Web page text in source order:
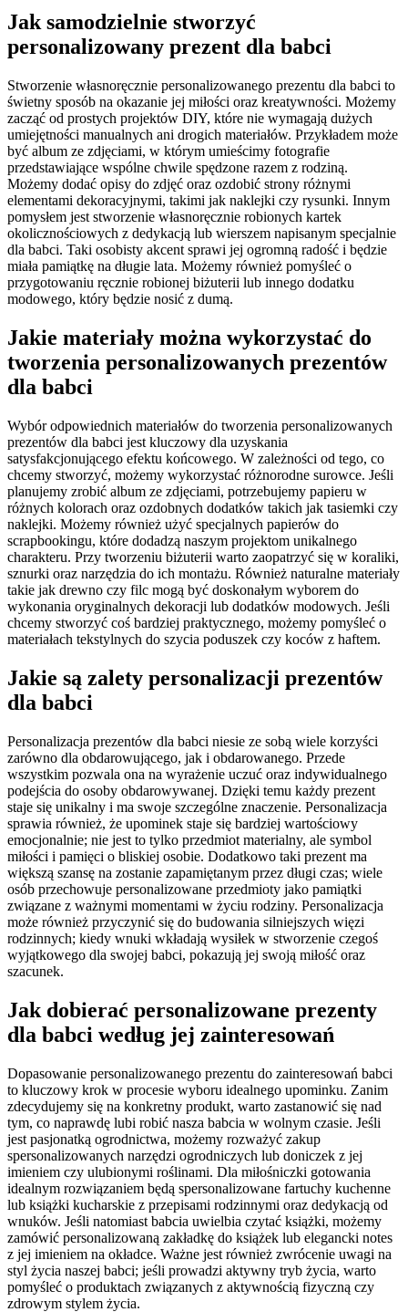
Jak samodzielnie stworzyć
personalizowany prezent dla babci
Stworzenie własnoręcznie personalizowanego prezentu dla babci to
świetny sposób na okazanie jej miłości oraz kreatywności. Możemy
zacząć od prostych projektów DIY, które nie wymagają dużych
umiejętności manualnych ani drogich materiałów. Przykładem może
być album ze zdjęciami, w którym umieścimy fotografie
przedstawiające wspólne chwile spędzone razem z rodziną.
Możemy dodać opisy do zdjęć oraz ozdobić strony różnymi
elementami dekoracyjnymi, takimi jak naklejki czy rysunki. Innym
pomysłem jest stworzenie własnoręcznie robionych kartek
okolicznościowych z dedykacją lub wierszem napisanym specjalnie
dla babci. Taki osobisty akcent sprawi jej ogromną radość i będzie
miała pamiątkę na długie lata. Możemy również pomyśleć o
przygotowaniu ręcznie robionej biżuterii lub innego dodatku
modowego, który będzie nosić z dumą.
Jakie materiały można wykorzystać do
tworzenia personalizowanych prezentów
dla babci
Wybór odpowiednich materiałów do tworzenia personalizowanych
prezentów dla babci jest kluczowy dla uzyskania
satysfakcjonującego efektu końcowego. W zależności od tego, co
chcemy stworzyć, możemy wykorzystać różnorodne surowce. Jeśli
planujemy zrobić album ze zdjęciami, potrzebujemy papieru w
różnych kolorach oraz ozdobnych dodatków takich jak tasiemki czy
naklejki. Możemy również użyć specjalnych papierów do
scrapbookingu, które dodadzą naszym projektom unikalnego
charakteru. Przy tworzeniu biżuterii warto zaopatrzyć się w koraliki,
sznurki oraz narzędzia do ich montażu. Również naturalne materiały
takie jak drewno czy filc mogą być doskonałym wyborem do
wykonania oryginalnych dekoracji lub dodatków modowych. Jeśli
chcemy stworzyć coś bardziej praktycznego, możemy pomyśleć o
materiałach tekstylnych do szycia poduszek czy koców z haftem.
Jakie są zalety personalizacji prezentów
dla babci
Personalizacja prezentów dla babci niesie ze sobą wiele korzyści
zarówno dla obdarowującego, jak i obdarowanego. Przede
wszystkim pozwala ona na wyrażenie uczuć oraz indywidualnego
podejścia do osoby obdarowywanej. Dzięki temu każdy prezent
staje się unikalny i ma swoje szczególne znaczenie. Personalizacja
sprawia również, że upominek staje się bardziej wartościowy
emocjonalnie; nie jest to tylko przedmiot materialny, ale symbol
miłości i pamięci o bliskiej osobie. Dodatkowo taki prezent ma
większą szansę na zostanie zapamiętanym przez długi czas; wiele
osób przechowuje personalizowane przedmioty jako pamiątki
związane z ważnymi momentami w życiu rodziny. Personalizacja
może również przyczynić się do budowania silniejszych więzi
rodzinnych; kiedy wnuki wkładają wysiłek w stworzenie czegoś
wyjątkowego dla swojej babci, pokazują jej swoją miłość oraz
szacunek.
Jak dobierać personalizowane prezenty
dla babci według jej zainteresowań
Dopasowanie personalizowanego prezentu do zainteresowań babci
to kluczowy krok w procesie wyboru idealnego upominku. Zanim
zdecydujemy się na konkretny produkt, warto zastanowić się nad
tym, co naprawdę lubi robić nasza babcia w wolnym czasie. Jeśli
jest pasjonatką ogrodnictwa, możemy rozważyć zakup
spersonalizowanych narzędzi ogrodniczych lub doniczek z jej
imieniem czy ulubionymi roślinami. Dla miłośniczki gotowania
idealnym rozwiązaniem będą spersonalizowane fartuchy kuchenne
lub książki kucharskie z przepisami rodzinnymi oraz dedykacją od
wnuków. Jeśli natomiast babcia uwielbia czytać książki, możemy
zamówić personalizowaną zakładkę do książek lub elegancki notes
z jej imieniem na okładce. Ważne jest również zwrócenie uwagi na
styl życia naszej babci; jeśli prowadzi aktywny tryb życia, warto
pomyśleć o produktach związanych z aktywnością fizyczną czy
zdrowym stylem życia.